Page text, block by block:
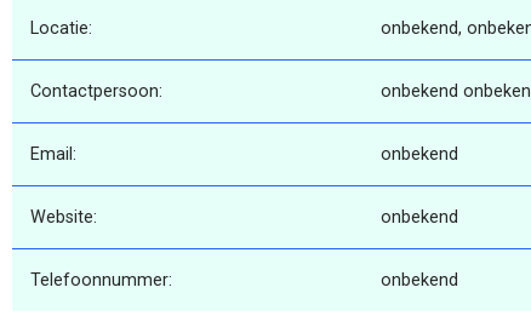
Locatie: onbekend,
Contactpersoon: onbekend
Email: onbekend
Website: onbekend
Telefoonnummer: onbekend